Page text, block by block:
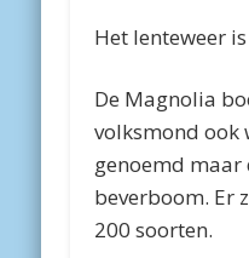
Het lenteweer
De Magnolia
volksmond ook
genoemd maar
beverboom. Er
200 soorten.